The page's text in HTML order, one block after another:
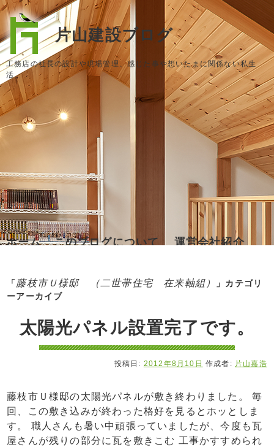
片山建設ブログ
工務店の社長の設計や現場管理、感じた事や想いたまに関係ない私生
活。
ホーム このブログについて
運営会社紹介
「藤枝市Ｕ様邸 （二世帯住宅 在来軸組）
」カテゴリ
ーアーカイブ
太陽光パネル設置完了です。
投稿日: 2012年8月10日 作成者: 片山嘉浩
藤枝市Ｕ様邸の太陽光パネルが敷き終わりました。 毎
回、この敷き込みが終わった格好を見るとホッとしま
す。 職人さんも暑い中頑張っていましたが、今度も瓦
屋さんが残りの部分に瓦を敷きこむ 工事かすすめられ